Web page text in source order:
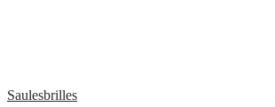
Saulesbrilles